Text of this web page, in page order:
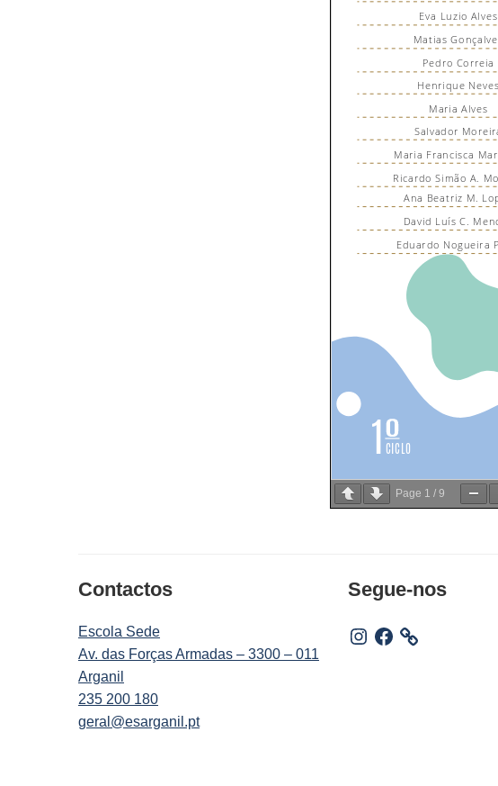
Page 1 / 9
Contactos
Escola Sede
Av. das Forças Armadas – 3300 – 011
Arganil
235 200 180
geral@esarganil.pt
Segue-nos
Instagram
Facebook